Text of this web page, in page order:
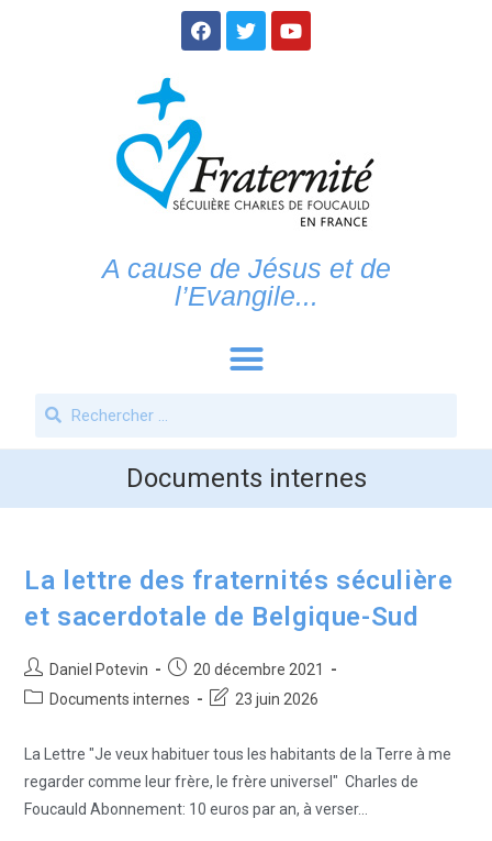
A cause de Jésus et de
l’Evangile...
Documents internes
La lettre des fraternités séculière
et sacerdotale de Belgique-Sud
Daniel Potevin
20 décembre 2021
Documents internes
23 juin 2026
La Lettre "Je veux habituer tous les habitants de la Terre à me
regarder comme leur frère, le frère universel" Charles de
Foucauld Abonnement: 10 euros par an, à verser…